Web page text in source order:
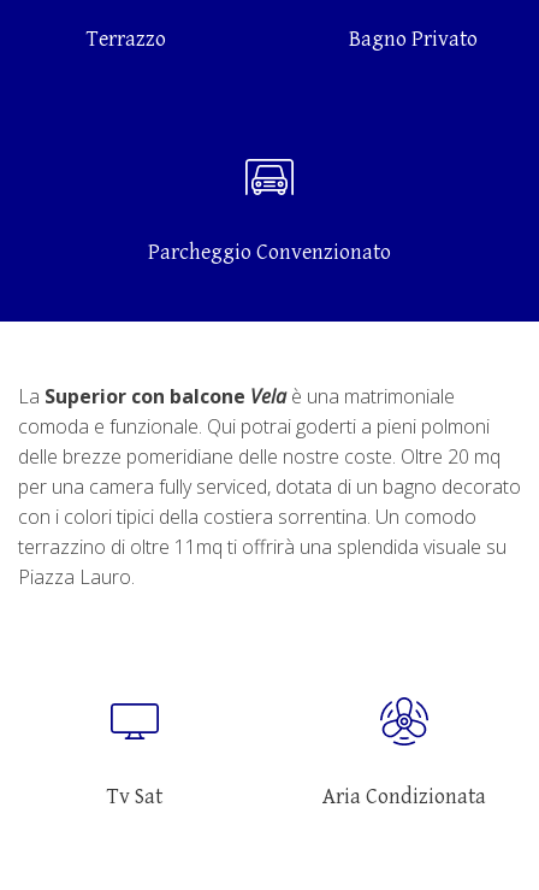
Terrazzo Bagno Privato
Parcheggio Convenzionato
La Superior con balcone Velaè una matrimoniale
comoda e funzionale. Qui potrai goderti a pieni polmoni
delle brezze pomeridiane delle nostre coste. Oltre 20 mq
per una camera fully serviced, dotata di un bagno decorato
con i colori tipici della costiera sorrentina. Un comodo
terrazzino di oltre 11mq ti offrirà una splendida visuale su
Piazza Lauro.
Tv Sat Aria Condizionata